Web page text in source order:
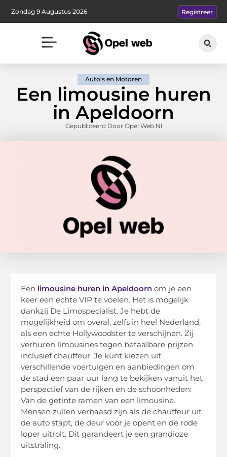
Zondag 9 Augustus 2026 Registreer
Auto's en Motoren
Een limousine huren
in Apeldoorn
Gepubliceerd Door Opel Web.nl
Een limousine huren in Apeldoorn om je een
keer een echte VIP te voelen. Het is mogelijk
dankzij De Limospecialist. Je hebt de
mogelijkheid om overal, zelfs in heel Nederland,
als een echte Hollywoodster te verschijnen. Zij
verhuren limousines tegen betaalbare prijzen
inclusief chauffeur. Je kunt kiezen uit
verschillende voertuigen en aanbiedingen om
de stad een paar uur lang te bekijken vanuit het
perspectief van de rijken en de schoonheden:
Van de getinte ramen van een limousine.
Mensen zullen verbaasd zijn als de chauffeur uit
de auto stapt, de deur voor je opent en de rode
loper uitrolt. Dit garandeert je een grandioze
uitstraling.